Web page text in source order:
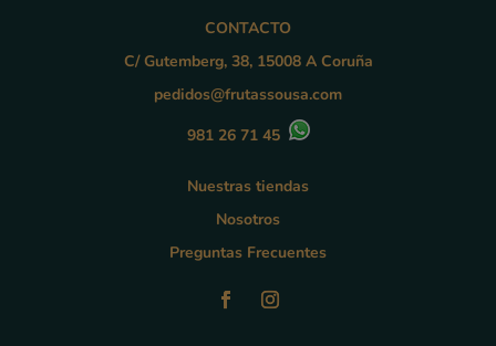
CONTACTO
C/ Gutemberg, 38, 15008 A Coruña
pedidos@frutassousa.com
981 26 71 45
Nuestras tiendas
Nosotros
Preguntas Frecuentes